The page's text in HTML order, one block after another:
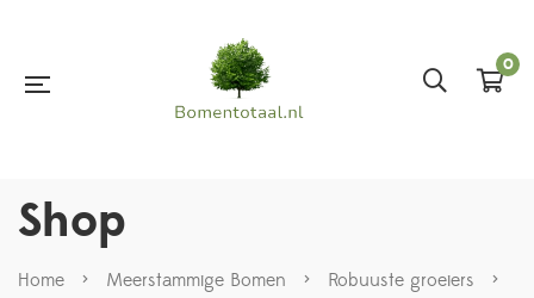
0
Shop
Home > Meerstammige Bomen > Robuuste groeiers
>